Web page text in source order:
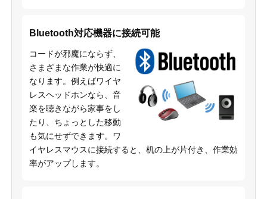
Bluetooth対応機器に接続可能
コードが邪魔にならず、
さまざまな作業が快適に
なります。例えばワイヤ
レスヘッドホンなら、音
楽を聴きながら家事をし
たり、ちょっとした移動
も気にせずできます。ワ
イヤレスマウスに接続すると、机の上が片付き、作業効
率がアップします。